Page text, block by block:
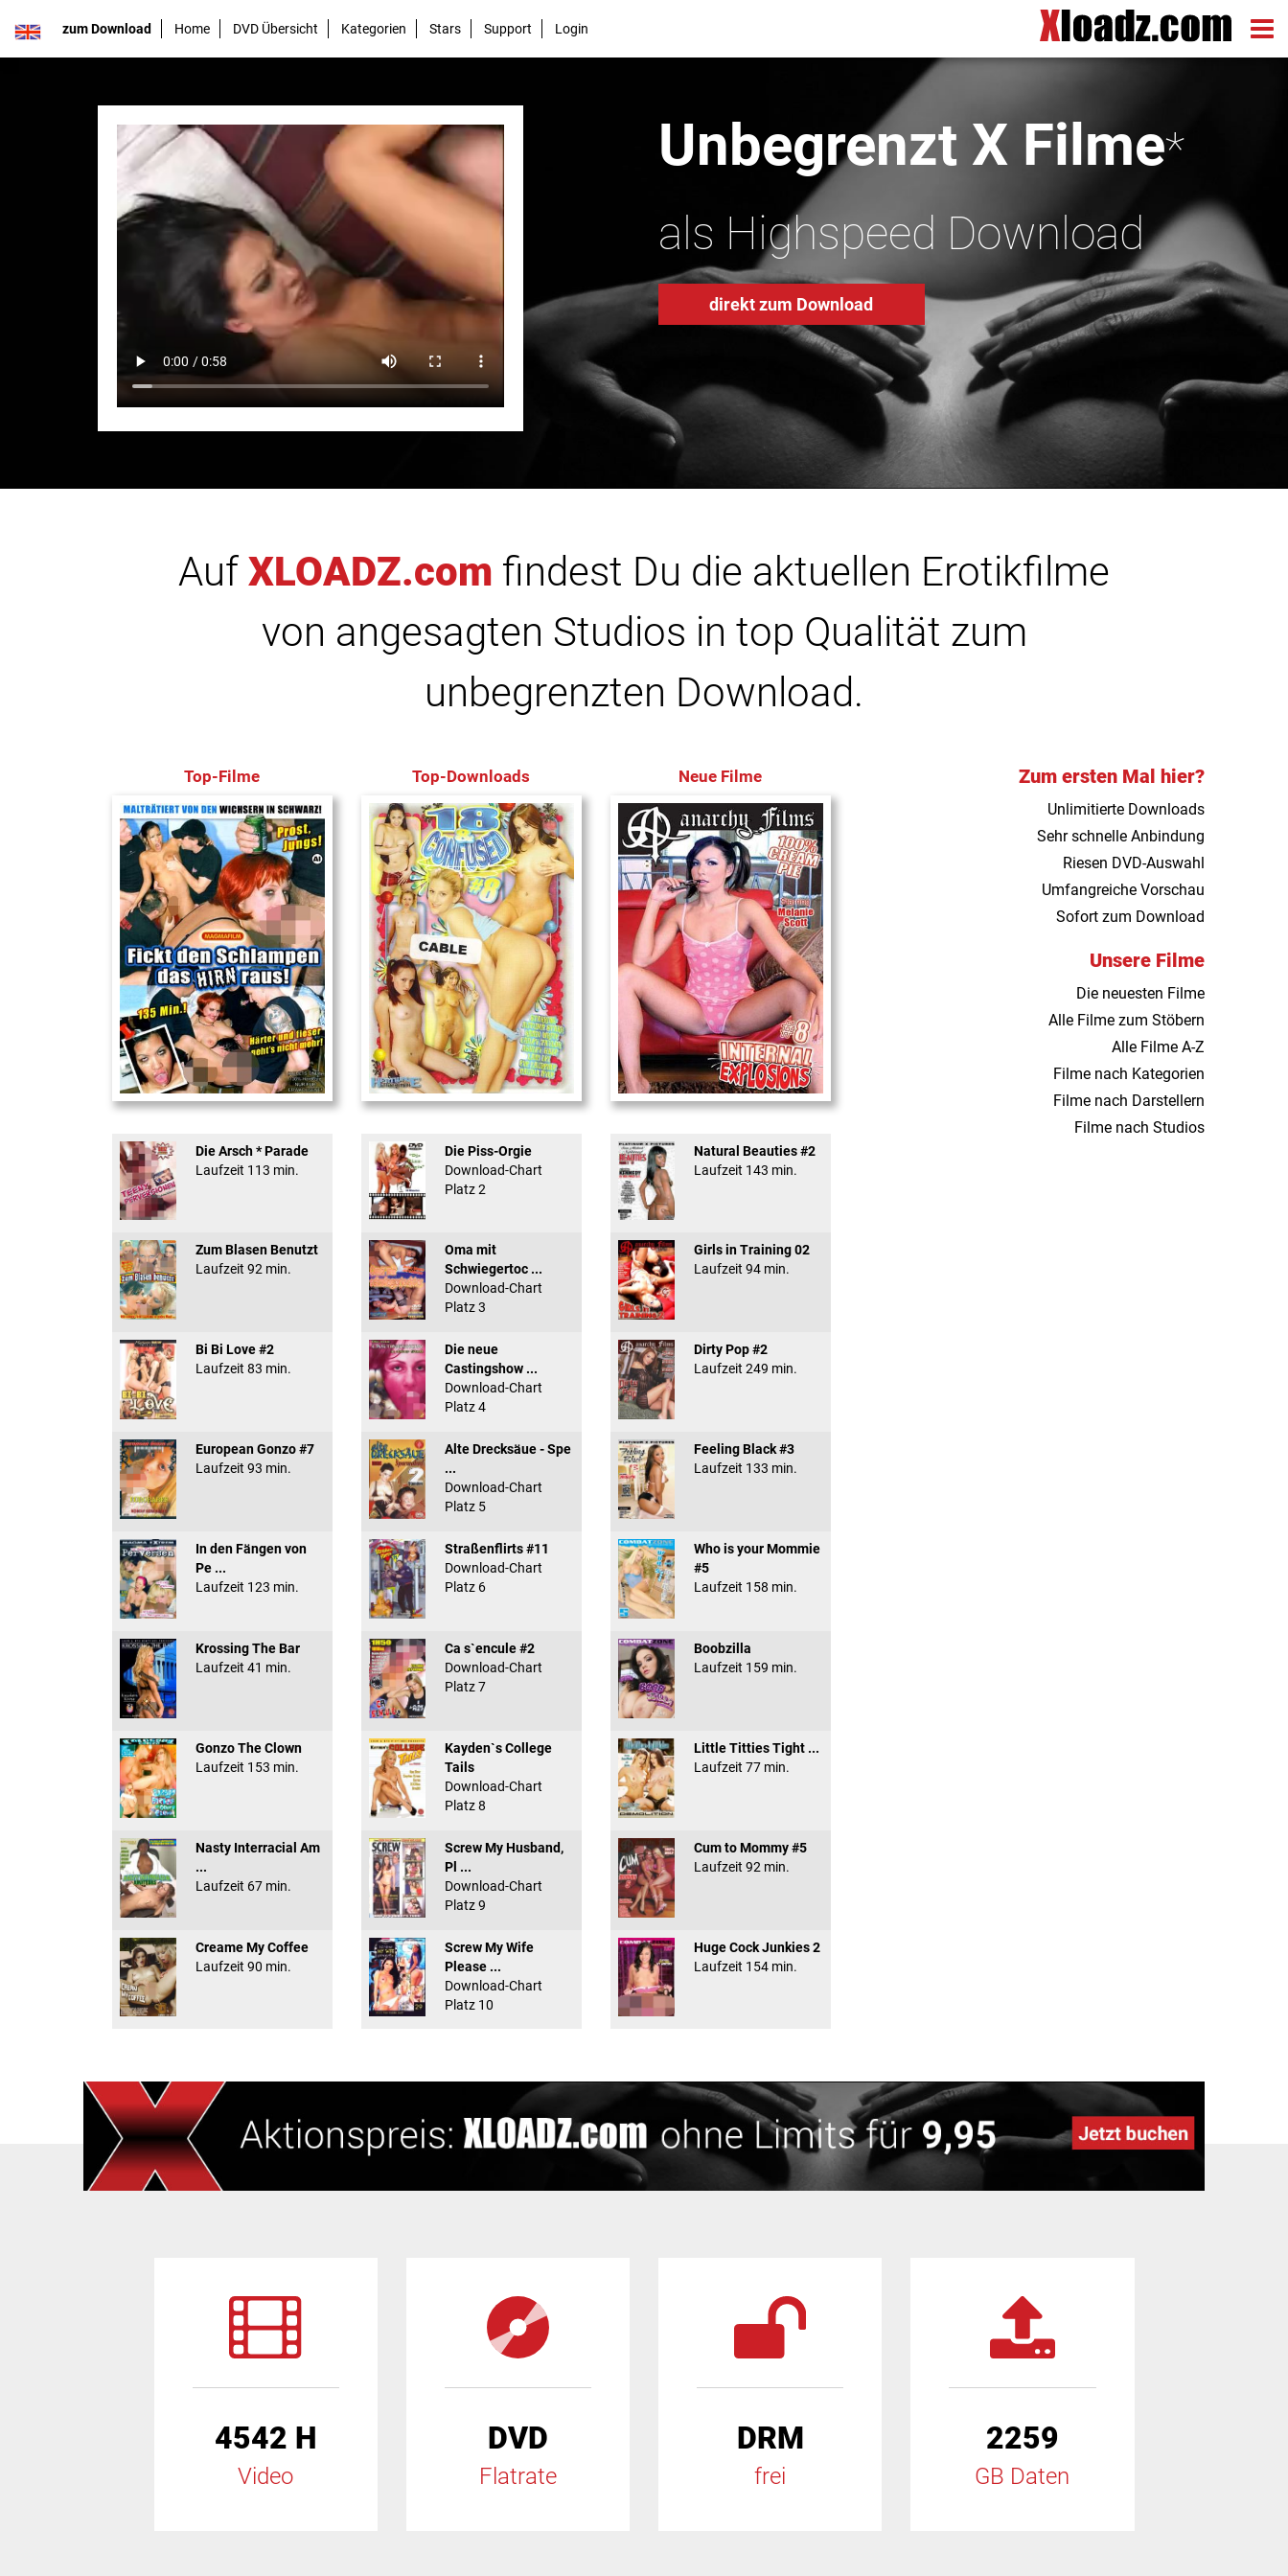
zum Download Home DVD Übersicht Kategorien Stars Support Login
Unbegrenzt X Filme*
als Highspeed Download
direkt zum Download
Auf XLOADZ.com findest Du die aktuellen Erotikfilme
von angesagten Studios in top Qualität zum
unbegrenzten Download.
Top-Filme
Fickt den Schlampen ...
Die Arsch * Parade
Laufzeit 113 min.
Zum Blasen Benutzt
Laufzeit 92 min.
Bi Bi Love #2
Laufzeit 83 min.
European Gonzo #7
Laufzeit 93 min.
In den Fängen von
Pe ...
Laufzeit 123 min.
Krossing The Bar
Laufzeit 41 min.
Gonzo The Clown
Laufzeit 153 min.
Nasty Interracial Am
...
Laufzeit 67 min.
Creame My Coffee
Laufzeit 90 min.
Top-Downloads
18 And Confused #8 - ...
Die Piss-Orgie
Download-Chart
Platz 2
Oma mit
Schwiegertoc ...
Download-Chart
Platz 3
Die neue
Castingshow ...
Download-Chart
Platz 4
Alte Drecksäue - Spe
...
Download-Chart
Platz 5
Straßenflirts #11
Download-Chart
Platz 6
Ca s`encule #2
Download-Chart
Platz 7
Kayden`s College
Tails
Download-Chart
Platz 8
Screw My Husband,
Pl ...
Download-Chart
Platz 9
Screw My Wife
Please ...
Download-Chart
Platz 10
Neue Filme
Internal Explosionen
Natural Beauties #2
Laufzeit 143 min.
Girls in Training 02
Laufzeit 94 min.
Dirty Pop #2
Laufzeit 249 min.
Feeling Black #3
Laufzeit 133 min.
Who is your Mommie
#5
Laufzeit 158 min.
Boobzilla
Laufzeit 159 min.
Little Titties Tight ...
Laufzeit 77 min.
Cum to Mommy #5
Laufzeit 92 min.
Huge Cock Junkies 2
Laufzeit 154 min.
Zum ersten Mal hier?
Unlimitierte Downloads
Sehr schnelle Anbindung
Riesen DVD-Auswahl
Umfangreiche Vorschau
Sofort zum Download
Unsere Filme
Die neuesten Filme
Alle Filme zum Stöbern
Alle Filme A-Z
Filme nach Kategorien
Filme nach Darstellern
Filme nach Studios
4542 H
Video
DVD
Flatrate
DRM
frei
2259
GB Daten